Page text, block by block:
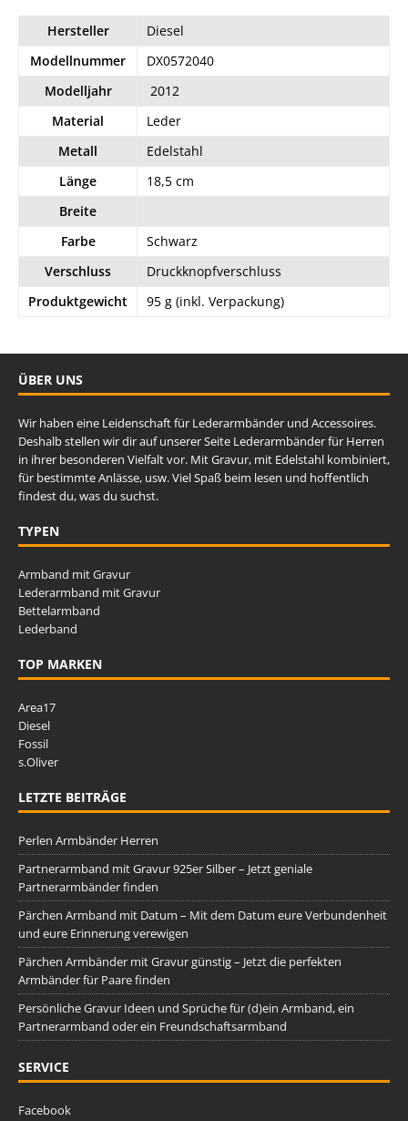
Hersteller
Diesel
Modellnummer
DX0572040
Modelljahr
2012
Material
Leder
Metall
Edelstahl
Länge
18,5 cm
Breite
Farbe
Schwarz
Verschluss
Druckknopfverschluss
Produktgewicht
95 g (inkl. Verpackung)
ÜBER UNS
Wir haben eine Leidenschaft für Lederarmbänder und Accessoires.
Deshalb stellen wir dir auf unserer Seite Lederarmbänder für Herren
in ihrer besonderen Vielfalt vor. Mit Gravur, mit Edelstahl kombiniert,
für bestimmte Anlässe, usw. Viel Spaß beim lesen und hoffentlich
findest du, was du suchst.
TYPEN
Armband mit Gravur
Lederarmband mit Gravur
Bettelarmband
Lederband
TOP MARKEN
Area17
Diesel
Fossil
s.Oliver
LETZTE BEITRÄGE
Perlen Armbänder Herren
Partnerarmband mit Gravur 925er Silber – Jetzt geniale
Partnerarmbänder finden
Pärchen Armband mit Datum – Mit dem Datum eure Verbundenheit
und eure Erinnerung verewigen
Pärchen Armbänder mit Gravur günstig – Jetzt die perfekten
Armbänder für Paare finden
Persönliche Gravur Ideen und Sprüche für (d)ein Armband, ein
Partnerarmband oder ein Freundschaftsarmband
SERVICE
Facebook